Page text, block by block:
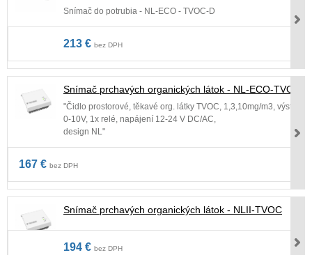
Snímač do potrubia - NL-ECO - TVOC-D
213 € bez DPH
Snímač prchavých organických látok - NL-ECO-TVOC
"Čidlo prostorové, těkavé org. látky TVOC, 1,3,10mg/m3, výstup
0-10V, 1x relé, napájení 12-24 V DC/AC,
design NL"
167 € bez DPH
Snímač prchavých organických látok - NLII-TVOC
194 € bez DPH